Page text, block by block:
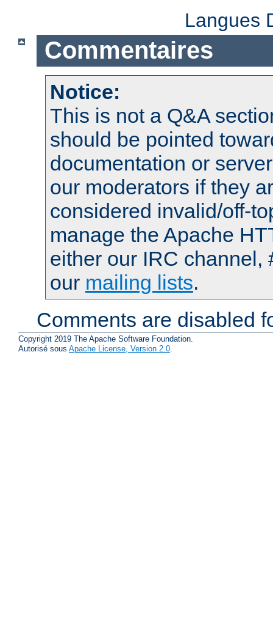
Langues
Commentaires
Notice:
This is not a Q&A
should be pointed
documentation or
our moderators if they
considered invalid/off-
manage the Apache
either our IRC channel,
our mailing lists.
Comments are disabled
Copyright 2019 The Apache Software Foundation.
Autorisé sous Apache License, Version 2.0